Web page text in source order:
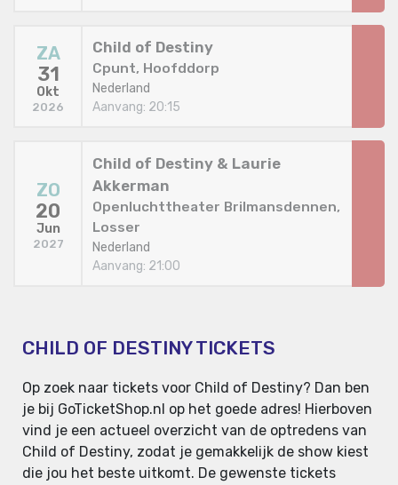
ZA
31
Okt
2026
Child of Destiny
Cpunt, Hoofddorp
Nederland
Aanvang: 20:15
ZO
20
Jun
2027
Child of Destiny & Laurie
Akkerman
Openluchttheater Brilmansdennen,
Losser
Nederland
Aanvang: 21:00
CHILD OF DESTINY TICKETS
Op zoek naar tickets voor Child of Destiny? Dan ben
je bij GoTicketShop.nl op het goede adres! Hierboven
vind je een actueel overzicht van de optredens van
Child of Destiny, zodat je gemakkelijk de show kiest
die jou het beste uitkomt. De gewenste tickets